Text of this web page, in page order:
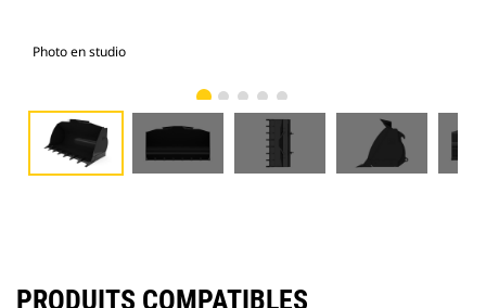
Photo en studio
PRODUITS COMPATIBLES